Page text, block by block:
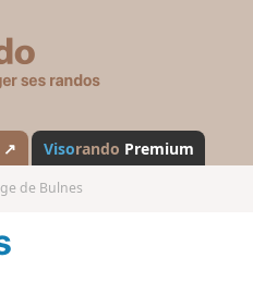
s
a
n
↗ Visorando Premium
de Bulnes